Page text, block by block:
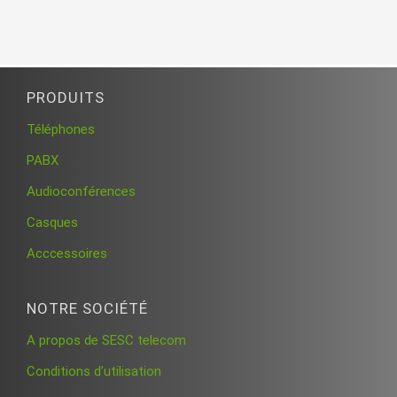
PRODUITS
Téléphones
PABX
Audioconférences
Casques
Acccessoires
NOTRE SOCIÉTÉ
A propos de SESC telecom
Conditions d’utilisation